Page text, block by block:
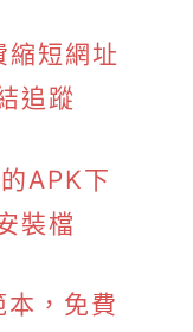
縮短網址
追蹤
APK下
裝檔
，免費